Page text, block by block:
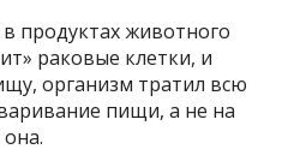
продуктах животного
раковые клетки, и
организм тратил всю
пищи, а не на